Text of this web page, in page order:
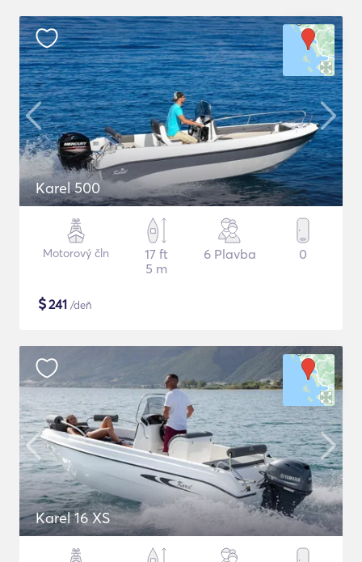
Karel 500
Motorový čln
17 ft
5 m
6 Plavba 0
$241 /deň
Karel 16 XS